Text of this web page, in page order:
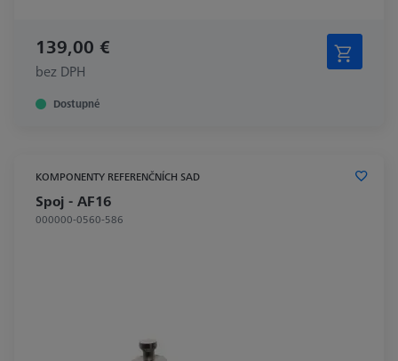
139,00 €
bez DPH
Dostupné
KOMPONENTY REFERENČNÍCH SAD
Spoj - AF16
000000-0560-586